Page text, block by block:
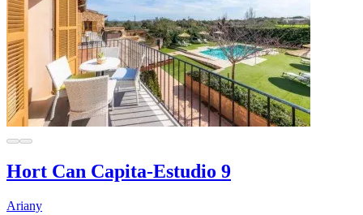
Hort Can Capita-Estudio 9
Ariany